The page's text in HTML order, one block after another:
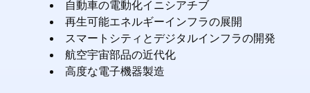
自動車の電動化イニシアチブ
再生可能エネルギーインフラの展開
スマートシティとデジタルインフラの開発
航空宇宙部品の近代化
高度な電子機器製造